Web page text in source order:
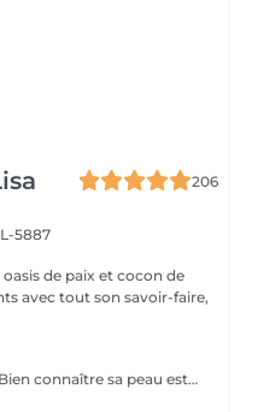
206
5887
de paix et cocon de
avec tout son savoir-faire,
Analyse de peau Face Mapping® Bien connaître sa peau est la première étape pour obtenir une peau en bonne santé. Grâce au concept exclusif de Face Mapping®, votre Skin Thérapeute Dermalogica analyse votre peau, zone par zone, pour comprendre ses besoins et ses carences. Une routine de soins appropriée et des conseils personnalisés vous seront ensuite prodigués.